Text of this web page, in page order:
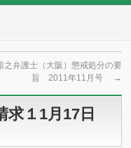
之弁護士（大阪）懲戒処分の要
旨 2011年11月号
→
求１1月17日